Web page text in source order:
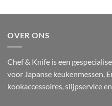
OVER ONS
Chef & Knife is een
voor Japanse keukenmessen,
kookaccessoires, slijpservice